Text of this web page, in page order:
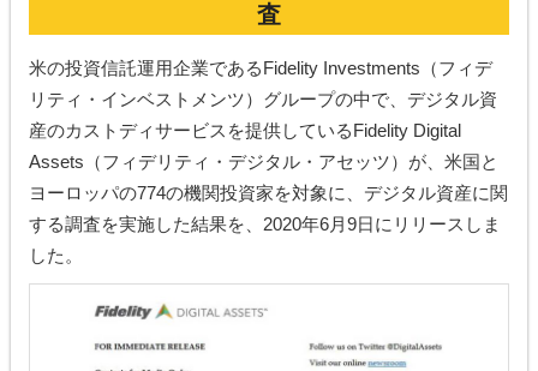
査
米の投資信託運用企業であるFidelity Investments（フィデ
リティ・インベストメンツ）グループの中で、デジタル資
産のカストディサービスを提供しているFidelity Digital
Assets（フィデリティ・デジタル・アセッツ）が、米国と
ヨーロッパの774の機関投資家を対象に、デジタル資産に関
する調査を実施した結果を、2020年6月9日にリリースしま
した。